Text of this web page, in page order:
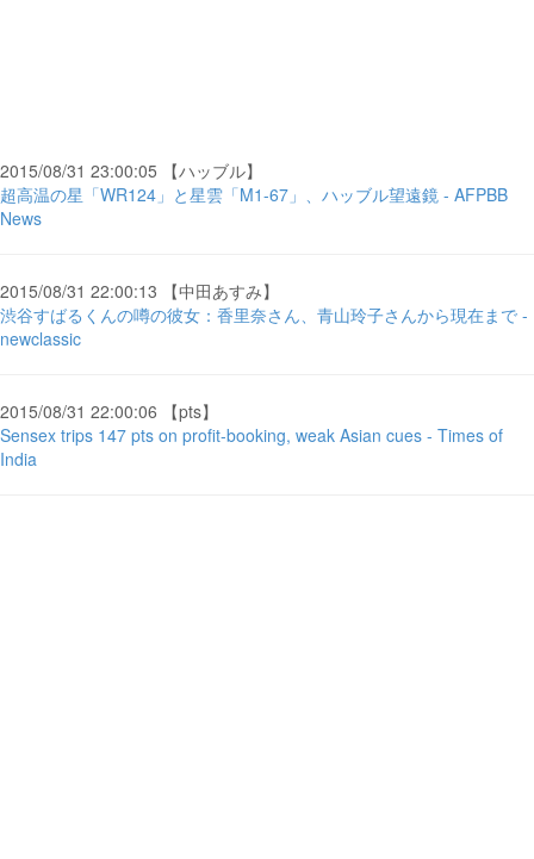
2015/08/31 23:00:05 【ハッブル】
超高温の星「WR124」と星雲「M1-67」、ハッブル望遠鏡 - AFPBB
News
2015/08/31 22:00:13 【中田あすみ】
渋谷すばるくんの噂の彼女：香里奈さん、青山玲子さんから現在まで -
newclassic
2015/08/31 22:00:06 【pts】
Sensex trips 147 pts on profit-booking, weak Asian cues - Times of
India